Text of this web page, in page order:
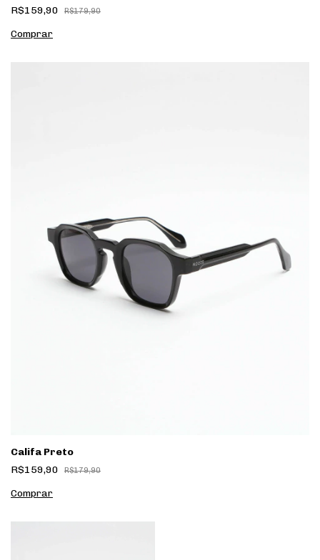
R$159,90
R$179,90
Califa Preto
R$159,90
R$179,90